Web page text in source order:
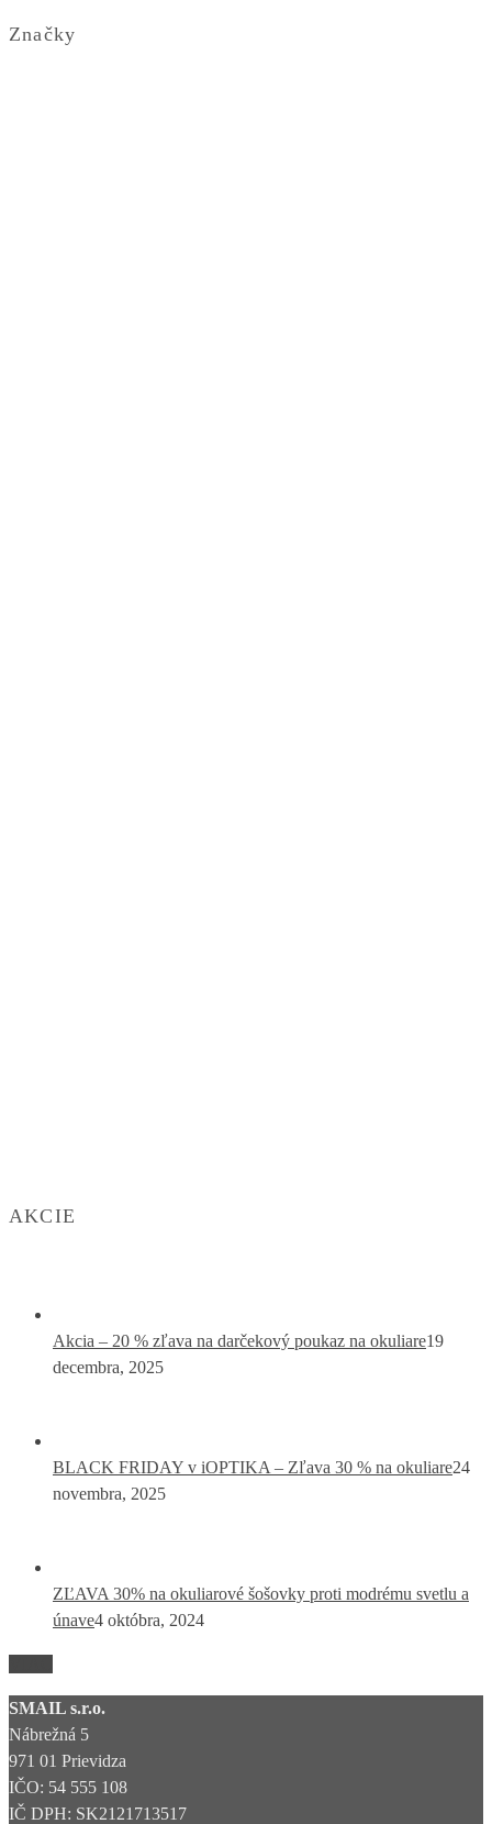
Značky
AKCIE
Akcia – 20 % zľava na darčekový poukaz na okuliare19
decembra, 2025
BLACK FRIDAY v iOPTIKA – Zľava 30 % na okuliare24
novembra, 2025
ZĽAVA 30% na okuliarové šošovky proti modrému svetlu a
únave4 októbra, 2024
SMAIL s.r.o.
Nábrežná 5
971 01 Prievidza
IČO: 54 555 108
IČ DPH: SK2121713517